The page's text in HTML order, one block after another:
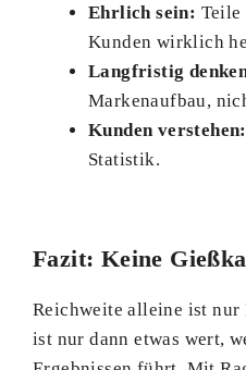
Ehrlich sein: Teile
Kunden wirklich
Langfristig
Markenaufbau,
Kunden verstehen:
Statistik.
Fazit: Keine
Reichweite alleine ist nur
ist nur dann etwas wert,